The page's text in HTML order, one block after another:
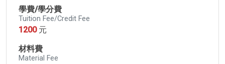
學費/學分費
Tuition Fee/Credit Fee
1200 元
材料費
Material Fee